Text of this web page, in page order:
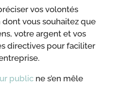
vos volontés
vous souhaitez que
votre argent et vos
directives pour faciliter
publicne s’en mêle